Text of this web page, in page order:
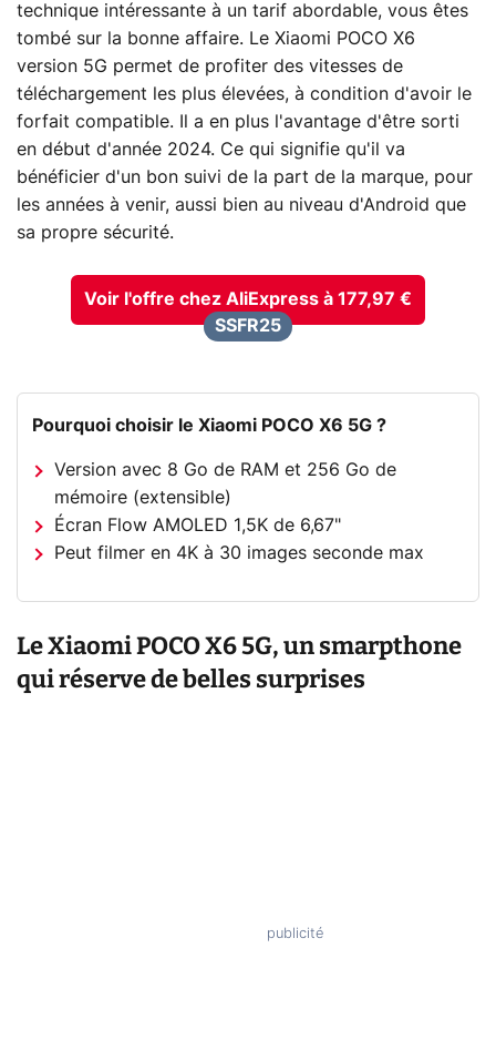
technique intéressante à un tarif abordable, vous êtes
tombé sur la bonne affaire. Le Xiaomi POCO X6
version 5G permet de profiter des vitesses de
téléchargement les plus élevées, à condition d'avoir le
forfait compatible. Il a en plus l'avantage d'être sorti
en début d'année 2024. Ce qui signifie qu'il va
bénéficier d'un bon suivi de la part de la marque, pour
les années à venir, aussi bien au niveau d'Android que
sa propre sécurité.
Voir l'offre chez AliExpress à 177,97 €
SSFR25
Pourquoi choisir le Xiaomi POCO X6 5G ?
Version avec 8 Go de RAM et 256 Go de
mémoire (extensible)
Écran Flow AMOLED 1,5K de 6,67"
Peut filmer en 4K à 30 images seconde max
Le Xiaomi POCO X6 5G, un smarpthone
qui réserve de belles surprises